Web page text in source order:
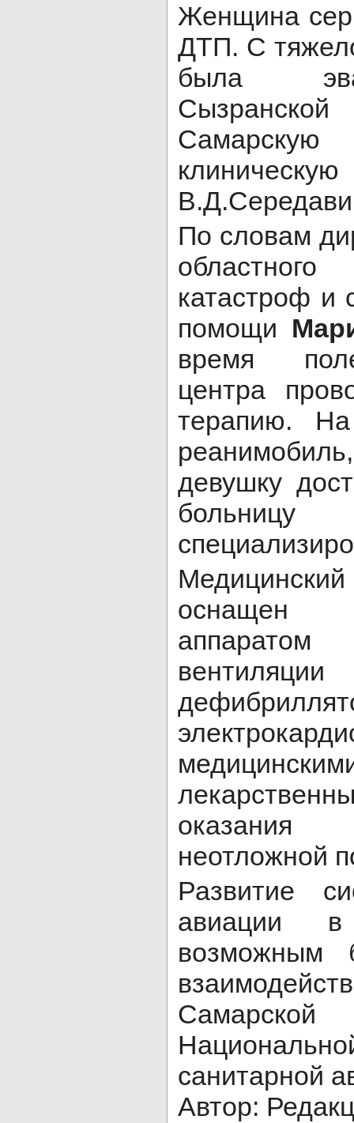
Женщина
ДТП. С
была
По словам
катастроф и
помощи
время
центра
терапию.
девушку
оснащен
неотложной
Развитие
авиации
возможным
санитарной
Автор: